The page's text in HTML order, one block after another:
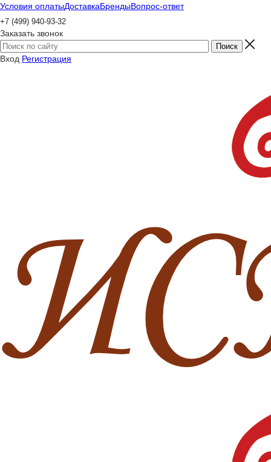
Условия оплатыДоставкаБрендыВопрос-ответ
+7 (499) 940-93-32
Заказать звонок
Вход Регистрация